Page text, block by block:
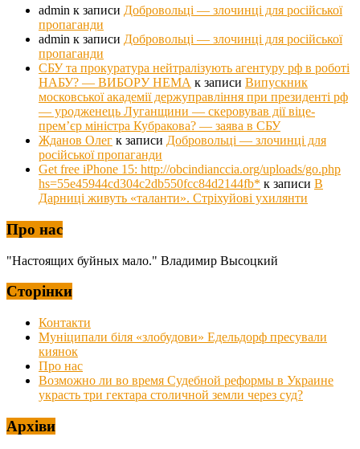
admin к записи Добровольці — злочинці для російської
пропаганди
admin к записи Добровольці — злочинці для російської
пропаганди
СБУ та прокуратура нейтралізують агентуру рф в роботі
НАБУ? — ВИБОРУ НЕМА к записи Випускник
московської академії держуправління при президенті рф
— уродженець Луганщини — скеровував дії віце-
прем’єр міністра Кубракова? — заява в СБУ
Жданов Олег к записи Добровольці — злочинці для
російської пропаганди
Get free iPhone 15: http://obcindianccia.org/uploads/go.php
hs=55e45944cd304c2db550fcc84d2144fb* к записи В
Дарниці живуть «таланти». Стріхуйові ухилянти
Про нас
"Настоящих буйных мало." Владимир Высоцкий
Сторінки
Контакти
Муніципали біля «злобудови» Едельдорф пресували
киянок
Про нас
Возможно ли во время Судебной реформы в Украине
украсть три гектара столичной земли через суд?
Архіви